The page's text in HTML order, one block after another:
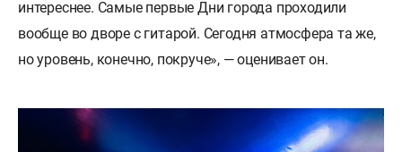
интереснее. Самые первые Дни города проходили
вообще во дворе с гитарой. Сегодня атмосфера та же,
но уровень, конечно, покруче», — оценивает он.